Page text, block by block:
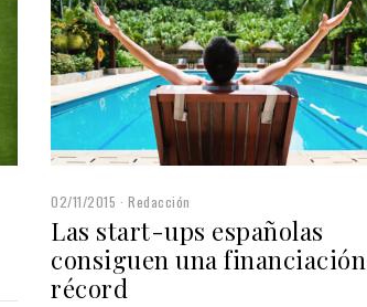
02/11/2015 Redacción
Las start-ups españolas
consiguen una financiación
récord